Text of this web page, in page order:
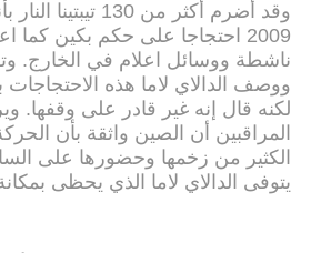
وقد أضرم أكثر من 130
2009 احتجاجا على حكم بكين
ناشطة ووسائل اعلام في الخارج.
ووصف الدالاي لاما هذه الاحتجاجات
لكنه قال إنه غير قادر على وقفها.
المراقبين أن الصين واثقة بأن
الكثير من زخمها وحضورها على
يتوفى الدالاي لاما الذي يحظى